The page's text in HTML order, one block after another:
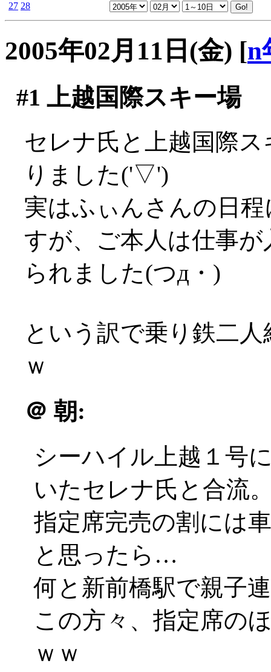
27 28
2005年02月11日(金) [n
#1 上越国際スキー場
セレナ氏と上越国際
りました('▽')
実はふぃんさんの日
すが、ご本人は仕事
られました(つд・)
という訳で乗り鉄二
ｗ
＠ 朝:
シーハイル上越１号
いたセレナ氏と合流
指定席完売の割には
と思ったら…
何と新前橋駅で親子
この方々、指定席の
ｗｗ